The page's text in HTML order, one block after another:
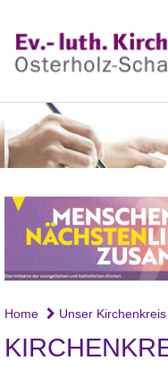
Home Unser Kirchenkreis